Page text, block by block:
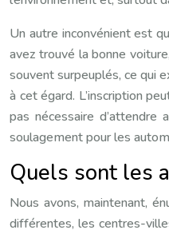
Un autre inconvénient est
avez trouvé la bonne
souvent surpeuplés, ce qui
à cet égard. L’inscription
pas nécessaire d’attendre
soulagement pour les
Quels sont les
Nous avons, maintenant,
différentes, les centres-